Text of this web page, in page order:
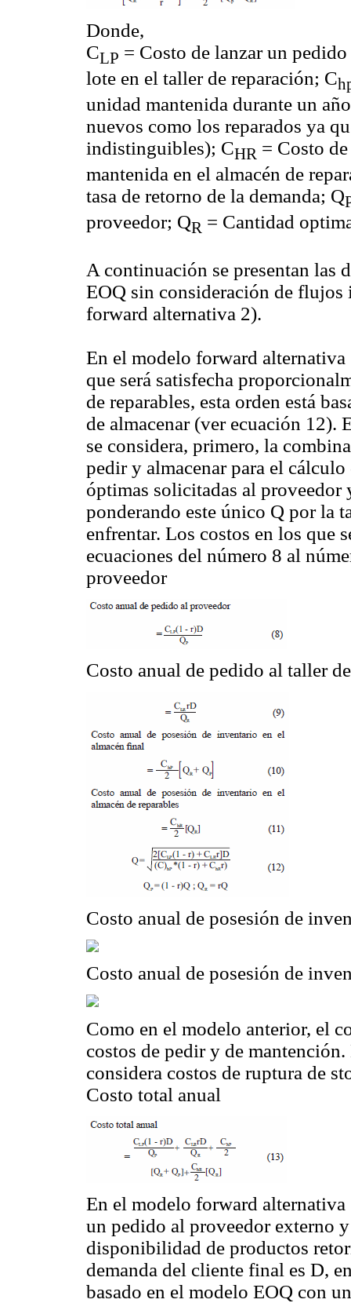
Donde,
CLP = Costo de lanzar un
lote en el taller de reparación; C
unidad mantenida durante un
nuevos como los reparados ya
indistinguibles); CHR = Costo
mantenida en el almacén de
tasa de retorno de la demanda; Q
proveedor; QR = Cantidad
A continuación se presentan las
EOQ sin consideración de
forward alternativa 2).
En el modelo forward alternativa
que será satisfecha
de reparables, esta orden está
de almacenar (ver ecuación 12).
se considera, primero, la
pedir y almacenar para el
óptimas solicitadas al proveedor
ponderando este único Q por la
enfrentar. Los costos en los que
ecuaciones del número 8 al
proveedor
Costo anual de pedido al taller
Costo anual de posesión de
Costo anual de posesión de
Como en el modelo anterior, el
costos de pedir y de
considera costos de ruptura de
Costo total anual
En el modelo forward alternativa
un pedido al proveedor externo
disponibilidad de productos
demanda del cliente final es D,
basado en el modelo EOQ con